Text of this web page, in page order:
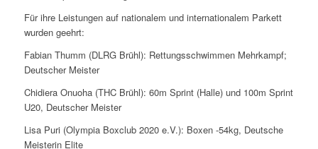
Für ihre Leistungen auf nationalem und internationalem Parkett
wurden geehrt:
Fabian Thumm (DLRG Brühl): Rettungsschwimmen Mehrkampf;
Deutscher Meister
Chidiera Onuoha (THC Brühl): 60m Sprint (Halle) und 100m Sprint
U20, Deutscher Meister
Lisa Puri (Olympia Boxclub 2020 e.V.): Boxen -54kg, Deutsche
Meisterin Elite